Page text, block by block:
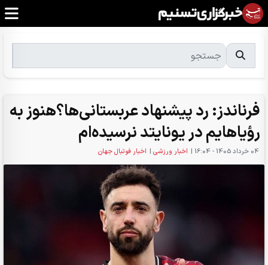
فرناندز: رد پیشنهاد عربستانی‌ها؟هنوز به
رؤیاهایم در یونایتد نرسیده‌ام
04 خرداد 1405 - 16:04 | اخبار ورزشی | اخبار فوتبال جهان